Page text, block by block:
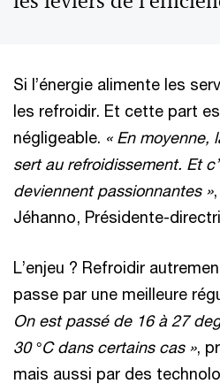
Si l’énergie alimente les
les refroidir. Et cette part
négligeable. « En moyenne,
sert au refroidissement. Et
deviennent passionnantes »
Jéhanno, Présidente-
L’enjeu ? Refroidir
passe par une meilleure
On est passé de 16 à 27
30 °C dans certains cas »,
mais aussi par des